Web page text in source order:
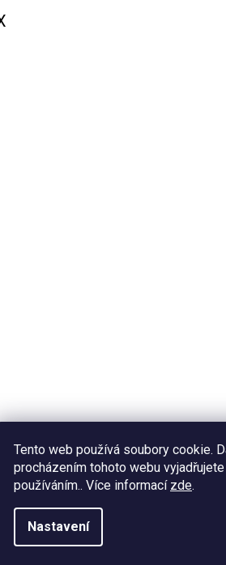
Tento web používá soubory cookie.
procházením tohoto webu
používáním.. Více informací zde.
Nastavení